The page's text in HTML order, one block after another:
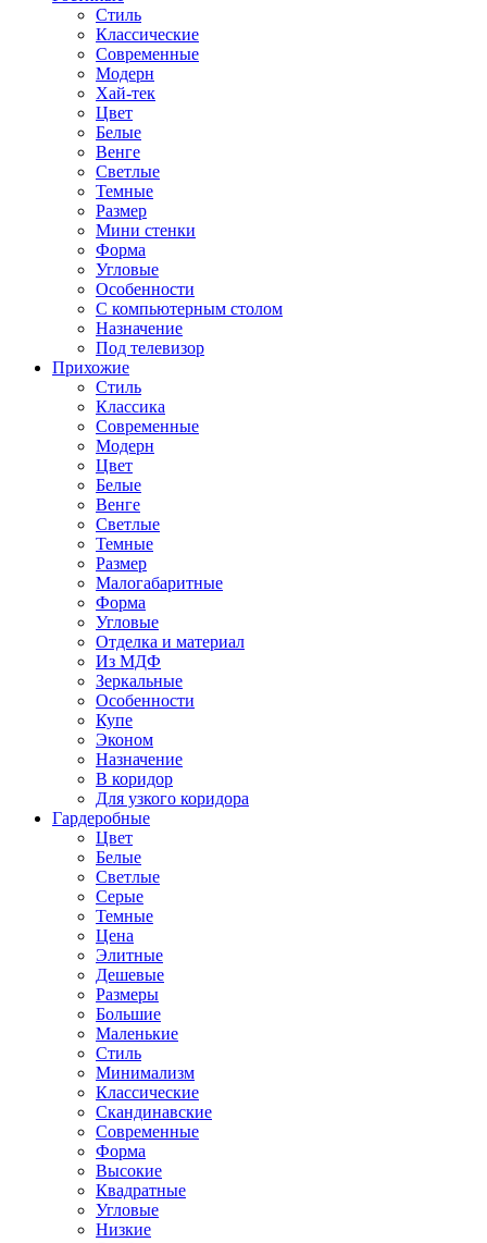
Стиль
Классические
Современные
Модерн
Хай-тек
Цвет
Белые
Венге
Светлые
Темные
Размер
Мини стенки
Форма
Угловые
Особенности
С компьютерным столом
Назначение
Под телевизор
Прихожие
Стиль
Классика
Современные
Модерн
Цвет
Белые
Венге
Светлые
Темные
Размер
Малогабаритные
Форма
Угловые
Отделка и материал
Из МДФ
Зеркальные
Особенности
Купе
Эконом
Назначение
В коридор
Для узкого коридора
Гардеробные
Цвет
Белые
Светлые
Серые
Темные
Цена
Элитные
Дешевые
Размеры
Большие
Маленькие
Стиль
Минимализм
Классические
Скандинавские
Современные
Форма
Высокие
Квадратные
Угловые
Низкие